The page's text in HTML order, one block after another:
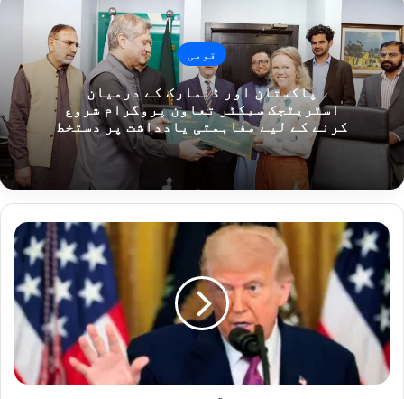
قومی
پاکستان اور ڈنمارک کے درمیان
اسٹریٹجک سیکٹر تعاون پروگرام شروع
کرنے کے لیے مفاہمتی یادداشت پر دستخط
صدر
ڈونلڈ
ٹرمپ
نے
آج
قومی
سلامتی
میٹنگ
طلب